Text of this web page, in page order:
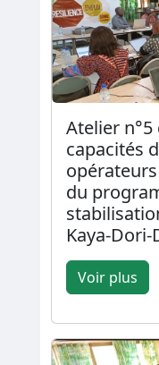
Atelier
capacités
du
Kaya-
Voir plus